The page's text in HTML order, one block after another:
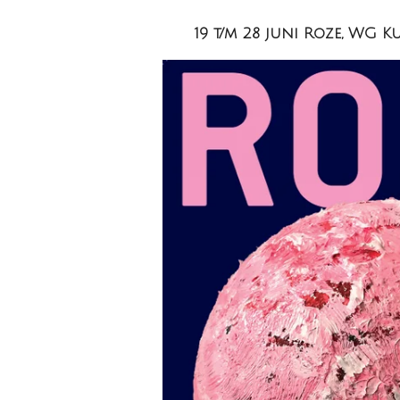
19 t/m 28 juni Roze, WG